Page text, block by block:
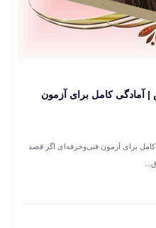
| آمادگی کامل برای آزمون
برای آزمون فنی‌وحرفه‌ای اگر قصد